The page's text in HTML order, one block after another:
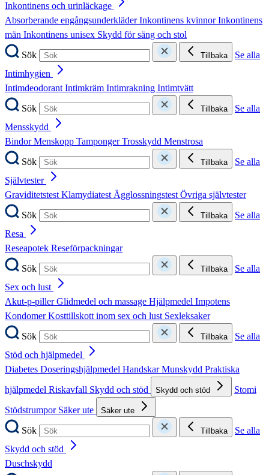
Inkontinens och urinläckage
Absorberande engångsunderkläderInkontinens kvinnorInkontinens
män Inkontinens unisex Skydd för säng och stol
Sök
Tillbaka
Se alla
Intimhygien
IntimdeodorantIntimkräm Intimrakning Intimtvätt
Sök
Tillbaka
Se alla
Mensskydd
BindorMenskopp TampongerTrosskydd Menstrosa
Sök
Tillbaka
Se alla
Självtester
GraviditetstestKlamydiatestÄgglossningstestÖvriga självtester
Sök
Tillbaka
Se alla
Resa
Reseapotek Reseförpackningar
Sök
Tillbaka
Se alla
Sex och lust
Akut-p-pillerGlidmedel och massage Hjälpmedel Impotens
KondomerKosttillskott inom sex och lust Sexleksaker
Sök
Tillbaka
Se alla
Stöd och hjälpmedel
Diabetes Doseringshjälpmedel HandskarMunskydd Praktiska
hjälpmedel Riskavfall Skydd och stöd Skydd och stöd
Stomi
Stödstrumpor Säker ute Säker ute
Sök Tillbaka
Se alla
Skydd och stöd
Duschskydd